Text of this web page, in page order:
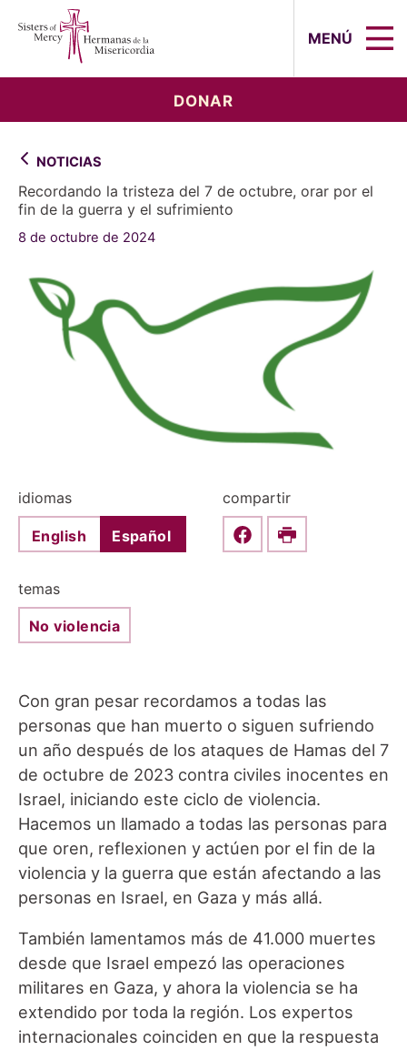
MENÚ
DONAR
NOTICIAS
Recordando la tristeza del 7 de octubre, orar por el
fin de la guerra y el sufrimiento
8 de octubre de 2024
idiomas
English Español
compartir
Share this on Facebook
Print
temas
No violencia
Con gran pesar recordamos a todas las
personas que han muerto o siguen sufriendo
un año después de los ataques de Hamas del 7
de octubre de 2023 contra civiles inocentes en
Israel, iniciando este ciclo de violencia.
Hacemos un llamado a todas las personas para
que oren, reflexionen y actúen por el fin de la
violencia y la guerra que están afectando a las
personas en Israel, en Gaza y más allá.
También lamentamos más de 41.000 muertes
desde que Israel empezó las operaciones
militares en Gaza, y ahora la violencia se ha
extendido por toda la región. Los expertos
internacionales coinciden en que la respuesta